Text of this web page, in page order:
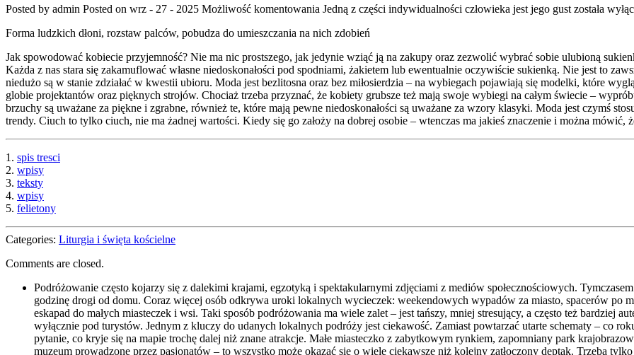
Posted by admin Posted on wrz - 27 - 2025 Możliwość komentowania Jedną z części indywidualności człowieka jest jego gust została
Forma ludzkich dłoni, rozstaw palców, pobudza do umieszczania na nich zdobień
Jak spowodować kobiecie przyjemność? Nie ma nic prostszego, jak jedynie wziąć ją na zakupy oraz zezwolić wybrać sobie ulubioną
Każda z nas stara się zakamuflować własne niedoskonałości pod spodniami, żakietem lub ewentualnie oczywiście sukienką. Nie jest to
niedużo są w stanie zdziałać w kwestii ubioru. Moda jest bezlitosna oraz bez miłosierdzia – na wybiegach pojawiają się modelki, które
globie projektantów oraz pięknych strojów. Chociaż trzeba przyznać, że kobiety grubsze też mają swoje wybiegi na całym świecie –
brzuchy są uważane za piękne i zgrabne, również te, które mają pewne niedoskonałości są uważane za wzory klasyki. Moda jest czymś
trendy. Ciuch to tylko ciuch, nie ma żadnej wartości. Kiedy się go założy na dobrej osobie – wtenczas ma jakieś znaczenie i można mówić,
1. spis tresci
2. wpisy
3. teksty
4. wpisy
5. felietony
Categories: Liturgia i święta kościelne
Comments are closed.
Podróżowanie często kojarzy się z dalekimi krajami, egzotyką i spektakularnymi zdjęciami z mediów społecznościowych.
godzinę drogi od domu. Coraz więcej osób odkrywa uroki lokalnych wycieczek: weekendowych wypadów za miasto, spacerów po
eskapad do małych miasteczek i wsi. Taki sposób podróżowania ma wiele zalet – jest tańszy, mniej stresujący, a często też bardziej
wyłącznie pod turystów. Jednym z kluczy do udanych lokalnych podróży jest ciekawość. Zamiast powtarzać utarte schematy – co
pytanie, co kryje się na mapie trochę dalej niż znane atrakcje. Małe miasteczko z zabytkowym rynkiem, zapomniany park
muzeum prowadzone przez pasjonatów – to wszystko może okazać się o wiele ciekawsze niż kolejny zatłoczony deptak. Trzeba